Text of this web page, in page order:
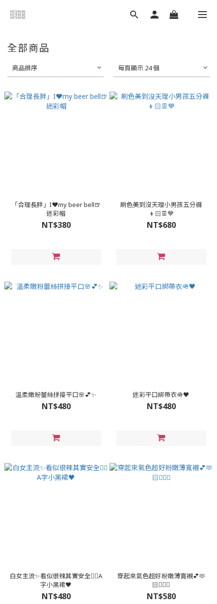
全部商品
商品排序 每頁顯示 24 個
「合理長胖」I❤my beer bell🍺
迷彩帽
NT$380
刷色美到沒天理小男孩五分褲
👦🏻👖💙
NT$680
溫柔嫩粉蕾絲拼接平口🌸💕✨
NT$480
迷彩平口綁帶衣🪖🖤
NT$480
白女主流✨看似很辣其實安全👌🏻A
字小黑裙🖤
NT$480
穿起來氣色超好粉嫩薄寬襯💕🫶
🏻🧏🏻‍♀
NT$580